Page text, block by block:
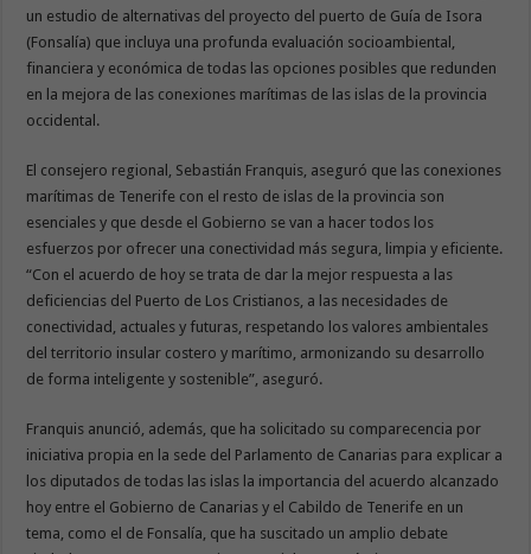
un estudio de alternativas del proyecto del puerto de Guía de Isora
(Fonsalía) que incluya una profunda evaluación socioambiental,
financiera y económica de todas las opciones posibles que redunden
en la mejora de las conexiones marítimas de las islas de la provincia
occidental.
El consejero regional, Sebastián Franquis, aseguró que las conexiones
marítimas de Tenerife con el resto de islas de la provincia son
esenciales y que desde el Gobierno se van a hacer todos los
esfuerzos por ofrecer una conectividad más segura, limpia y eficiente.
“Con el acuerdo de hoy se trata de dar la mejor respuesta a las
deficiencias del Puerto de Los Cristianos, a las necesidades de
conectividad, actuales y futuras, respetando los valores ambientales
del territorio insular costero y marítimo, armonizando su desarrollo
de forma inteligente y sostenible”, aseguró.
Franquis anunció, además, que ha solicitado su comparecencia por
iniciativa propia en la sede del Parlamento de Canarias para explicar a
los diputados de todas las islas la importancia del acuerdo alcanzado
hoy entre el Gobierno de Canarias y el Cabildo de Tenerife en un
tema, como el de Fonsalía, que ha suscitado un amplio debate